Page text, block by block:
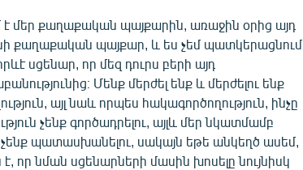
է մեր քաղաքական պայքարին, առաջին օրից այդ
քաղաքական պայքար, և ես չեմ պատկերացնում
սցենար, որ մեզ դուրս բերի այդ
Մենք մերժել ենք և մերժելու ենք
այլ նաև որպես հակագործողություն, ինչը
չենք գործադրելու, այլև մեր նկատմամբ
չենք պատասխանելու, սակայն եթե անկեղծ ասեմ,
նման սցենարների մասին խոսելը նույնիսկ